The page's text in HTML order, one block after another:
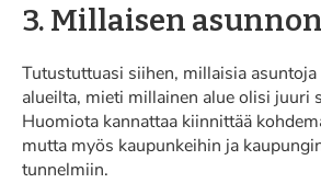
3. Millaisen
Tutustuttuasi siihen, millaisia asuntoja
alueilta, mieti millainen alue olisi juuri
Huomiota kannattaa kiinnittää
mutta myös kaupunkeihin ja
tunnelmiin.